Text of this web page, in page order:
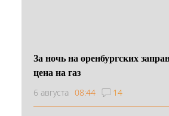
За ночь на оренбургских
цена на газ
6 августа 08:44 14